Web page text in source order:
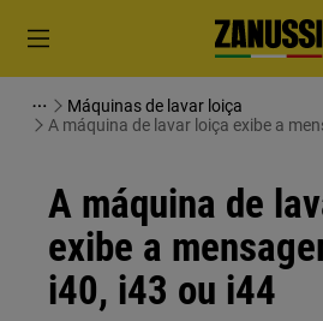
Máquinas de lavar loiça
A máquina de lavar loiça exibe a
A máquina de
exibe a
i40, i43 ou i44